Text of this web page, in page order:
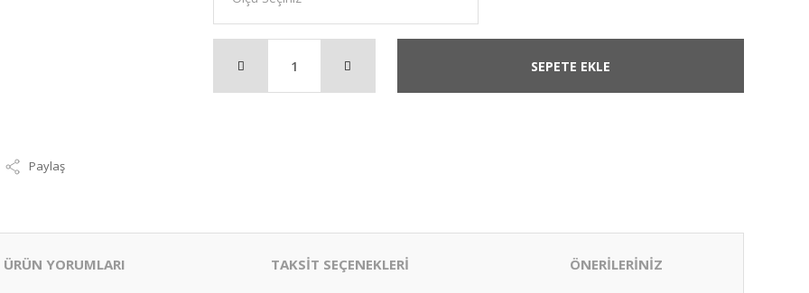
Paylaş
SEPETE EKLE
ÜRÜN YORUMLARI TAKSİT SEÇENEKLERİ ÖNERİLERİNİZ